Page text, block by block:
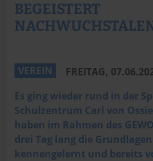
BEGEISTERT
VEREIN
FREITAG,
Es ging wieder rund in der
Schulzentrum Carl von
haben im Rahmen des
drei Tag lang die
kennengelernt und bereits